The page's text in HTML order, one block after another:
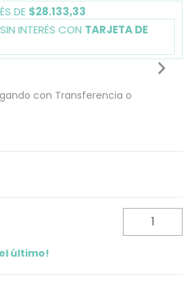
DE $28.133,33
INTERÉS CON TARJETA DE
con Transferencia o
último!